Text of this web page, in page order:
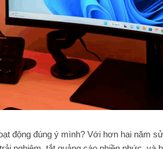
động đúng ý mình? Với hơn hai năm